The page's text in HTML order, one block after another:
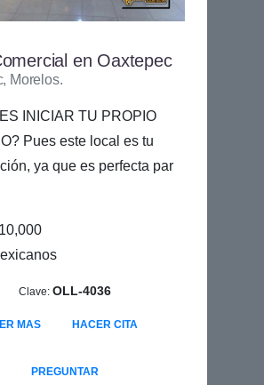
en Oaxtepec
Morelos.
INICIAR TU PROPIO
Pues este local es tu
ya que es perfecta par
Clave: OLL-4036
MAS HACER CITA
PREGUNTAR